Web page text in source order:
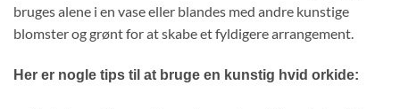
bruges alene i en vase eller blandes med andre kunstige
blomster og grønt for at skabe et fyldigere arrangement.
Her er nogle tips til at bruge en kunstig hvid orkide: